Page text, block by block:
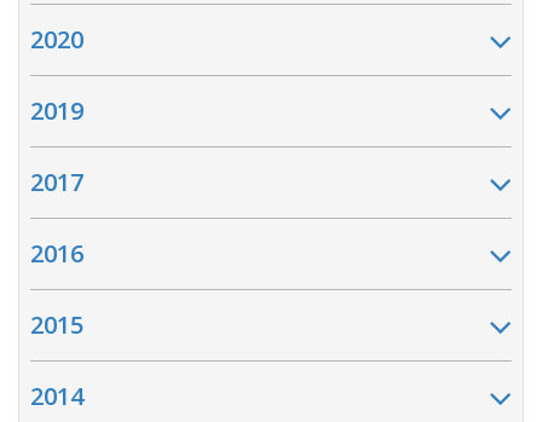
2020
2019
2017
2016
2015
2014